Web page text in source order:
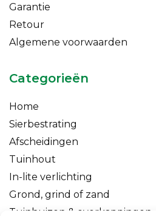
Garantie
Retour
Algemene voorwaarden
Categorieën
Home
Sierbestrating
Afscheidingen
Tuinhout
In-lite verlichting
Grond, grind of zand
Tuinhuizen & overkappingen